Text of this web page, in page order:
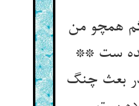
همچو من
ست **
بعث چنگ